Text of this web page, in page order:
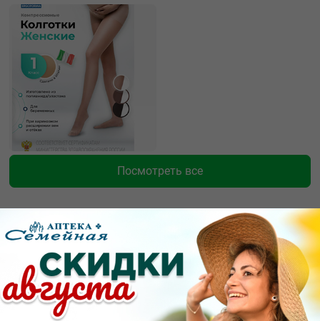
Посмотреть все
Новости и статьи